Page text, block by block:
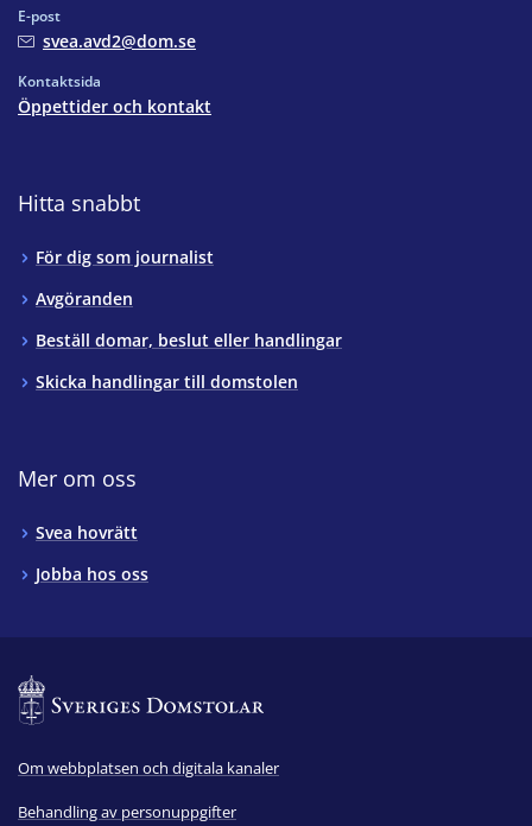
E-post
svea.avd2@dom.se
Kontaktsida
Öppettider och kontakt
Hitta snabbt
För dig som journalist
Avgöranden
Beställ domar, beslut eller handlingar
Skicka handlingar till domstolen
Mer om oss
Svea hovrätt
Jobba hos oss
Om webbplatsen och digitala kanaler
Behandling av personuppgifter